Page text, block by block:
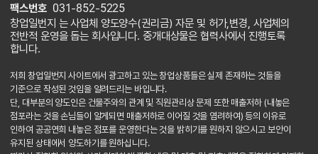
팩스번호 031-852-5225
창업일번지 는 사업체 양도양수(권리금) 자문 및 허가,변경, 사업체의
전반적 운영을 돕는 회사입니다. 중개대상물은 협력사에서 진행토록
합니다.
저희 창업일번지 사이트에서 광고하고 있는 창업상품들은 실제 존재하는 것들을
기준으로 작성된 것임을 알려드리는 바입니다.
단, 대부분의 양도인은 건물주와의 관계 및 직원관리상 문제 또한 매출저하 (내놓은
점포라는 것을 손님들이 알게되면 매출저하로 이어질 것을 염려하여) 등의 이유로
인하여 공공연희 내놓은 점포를 운영한다는 것을 밝히기를 원하지 않으시고 보안이
유지된 상태에서 양도하기를 원하십니다.